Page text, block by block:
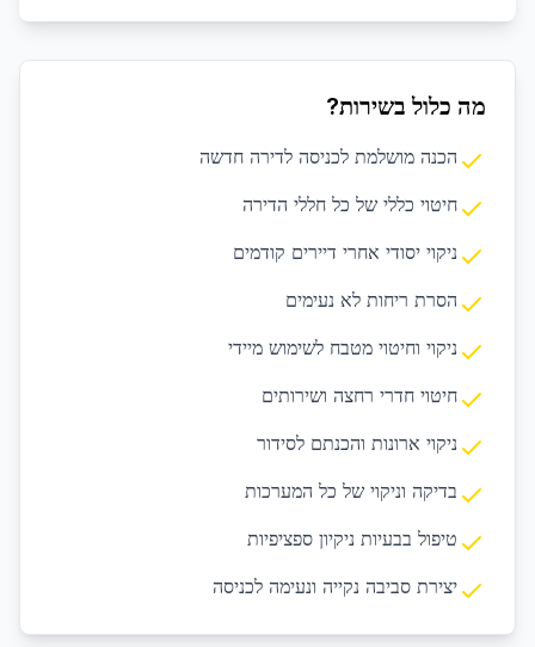
מה כלול בשירות?
הכנה מושלמת לכניסה לדירה חדשה
חיטוי כללי של כל חללי הדירה
ניקוי יסודי אחרי דיירים קודמים
הסרת ריחות לא נעימים
ניקוי וחיטוי מטבח לשימוש מיידי
חיטוי חדרי רחצה ושירותים
ניקוי ארונות והכנתם לסידור
בדיקה וניקוי של כל המערכות
טיפול בבעיות ניקיון ספציפיות
יצירת סביבה נקייה ונעימה לכניסה